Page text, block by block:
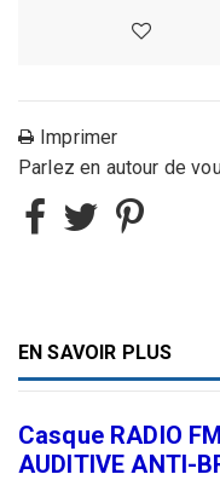
Imprimer
Parlez en autour de
EN SAVOIR PLUS
Casque RADIO
AUDITIVE ANTI-